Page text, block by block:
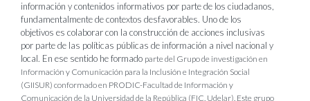
información y contenidos informativos por parte de los ciudadanos,
fundamentalmente de contextos desfavorables. Uno de los
objetivos es colaborar con la construcción de acciones inclusivas
por parte de las políticas públicas de información a nivel nacional y
local. En ese sentido he formado parte del Grupo de investigación en
Información y Comunicación para la Inclusión e Integración Social
(GIISUR) conformado en PRODIC-Facultad de Información y
Comunicación de la Universidad de la República (FIC, Udelar). Este grupo